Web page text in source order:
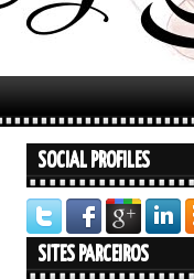
SOCIAL PROFILES
SITES PARCEIROS